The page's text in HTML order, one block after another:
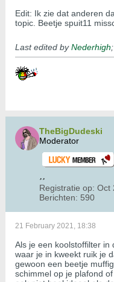
Edit: Ik zie dat anderen
topic. Beetje spuit11
Last edited byNederhigh;
TheBigDudeski
Moderator
Registratie op: Oct
Berichten: 590
21 February 2021, 18:38
Als je een koolstoffilter in
waar je in kweekt ruik je
gewoon een beetje
schimmel op je plafond